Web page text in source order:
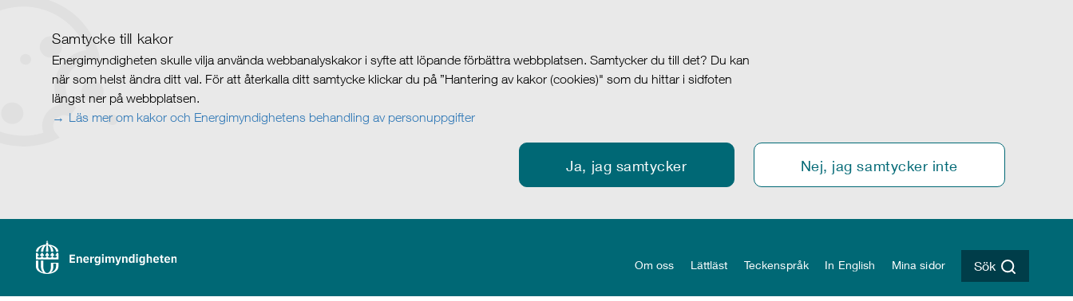
Samtycke till kakor
Energimyndigheten skulle vilja använda webbanalyskakor i syfte att löpande förbättra webbplatsen. Samtycker du till det? Du kan
när som helst ändra ditt val. För att återkalla ditt samtycke klickar du på ”Hantering av kakor (cookies)" som du hittar i sidfoten
längst ner på webbplatsen.
Läs mer om kakor och Energimyndighetens behandling av personuppgifter
Ja, jag samtycker Nej, jag samtycker inte
Om oss Lättläst Teckenspråk In English Mina sidor Sök